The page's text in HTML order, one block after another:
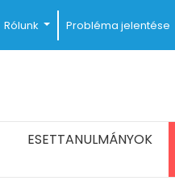
Rólunk Probléma jelentése
ESETTANULMÁNYOK